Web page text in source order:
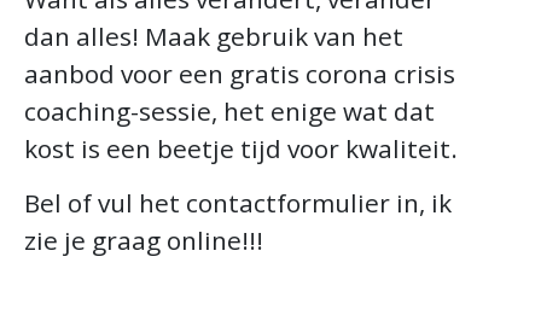
dan alles! Maak gebruik van het
aanbod voor een gratis corona crisis
coaching-sessie, het enige wat dat
kost is een beetje tijd voor kwaliteit.
Bel of vul het contactformulier in, ik
zie je graag online!!!